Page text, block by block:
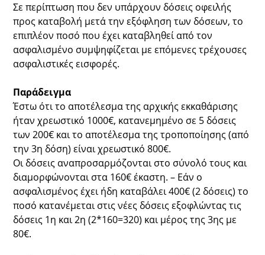
Σε περίπτωση που δεν υπάρχουν δόσεις οφειλής
προς καταβολή μετά την εξόφληση των δόσεων, το
επιπλέον ποσό που έχει καταβληθεί από τον
ασφαλισμένο συμψηφίζεται με επόμενες τρέχουσες
ασφαλιστικές εισφορές.
Παράδειγμα
Έστω ότι το αποτέλεσμα της αρχικής εκκαθάρισης
ήταν χρεωστικό 1000€, κατανεμημένο σε 5 δόσεις
των 200€ και το αποτέλεσμα της τροποποίησης (από
την 3η δόση) είναι χρεωστικό 800€.
Οι δόσεις αναπροσαρμόζονται στο σύνολό τους και
διαμορφώνονται στα 160€ έκαστη. – Εάν ο
ασφαλισμένος έχει ήδη καταβάλει 400€ (2 δόσεις) το
ποσό κατανέμεται στις νέες δόσεις εξοφλώντας τις
δόσεις 1η και 2η (2*160=320) και μέρος της 3ης με
80€.